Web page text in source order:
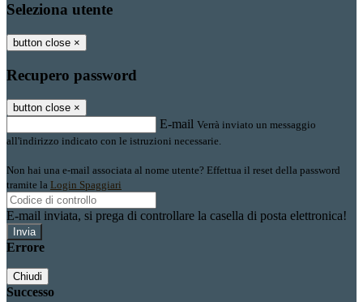
Seleziona utente
button close ×
Recupero password
button close ×
E-mail Verrà inviato un messaggio
all'indirizzo indicato con le istruzioni necessarie.
Non hai una e-mail associata al nome utente? Effettua il reset della password
tramite la Login Spaggiari
E-mail inviata, si prega di controllare la casella di posta elettronica!
Errore
Chiudi
Successo